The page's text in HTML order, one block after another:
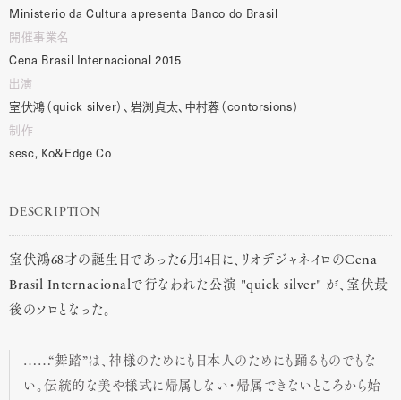
Ministerio da Cultura apresenta Banco do Brasil
開催事業名
Cena Brasil Internacional 2015
出演
室伏鴻（quick silver）、岩渕貞太、中村蓉（contorsions）
制作
sesc, Ko&Edge Co
DESCRIPTION
室伏鴻68才の誕生日であった6月14日に、リオデジャネイロのCena
Brasil Internacionalで行なわれた公演 "quick silver" が、室伏最
後のソロとなった。
……“舞踏”は、神様のためにも日本人のためにも踊るものでもな
い。伝統的な美や様式に帰属しない・帰属できないところから始